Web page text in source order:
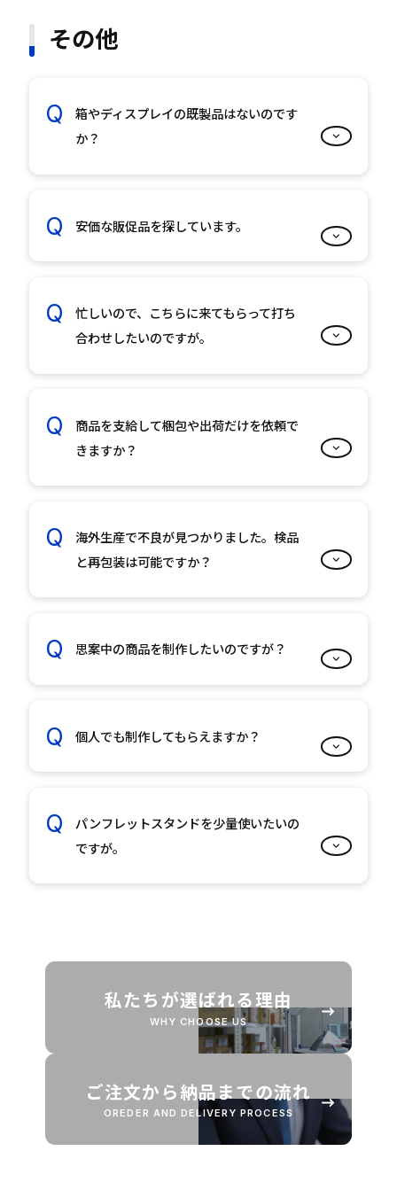
その他
箱やディスプレイの既製品はないのです
か？
安価な販促品を探しています。
忙しいので、こちらに来てもらって打ち
合わせしたいのですが。
商品を支給して梱包や出荷だけを依頼で
きますか？
海外生産で不良が見つかりました。検品
と再包装は可能ですか？
思案中の商品を制作したいのですが？
個人でも制作してもらえますか？
パンフレットスタンドを少量使いたいの
ですが。
私たちが選ばれる理由
WHY CHOOSE US
ご注文から納品までの流れ
OREDER AND DELIVERY PROCESS